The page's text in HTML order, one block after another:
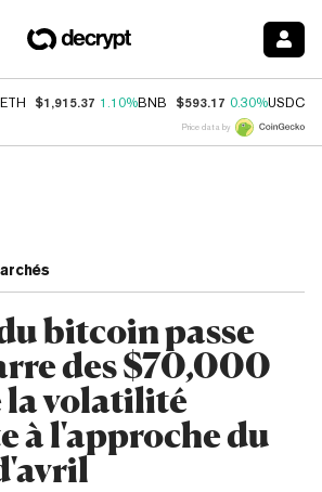
ETH $1,915.37 1.10%BNB $593.17 0.30%USDC
Price data by
bitcoin passe
des $70,000
la volatilité
à l'approche du